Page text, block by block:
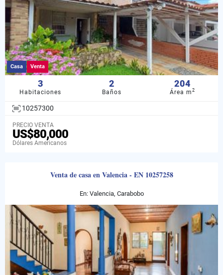
Casa Venta
3
Habitaciones
2
Baños
204
Área m2
10257300
PRECIO VENTA
US$80,000
Dólares Americanos
Venta de casa en Valencia - EN 10257258
En: Valencia, Carabobo